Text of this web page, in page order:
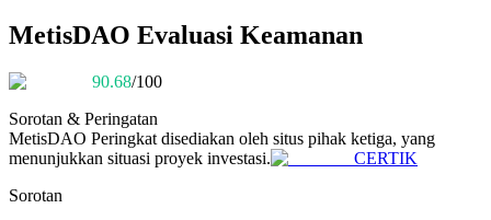
Informasi
Analisis data besar termasuk info perdagangan, dll.
MetisDAO Evaluasi Keamanan
90.68/100
Sorotan & Peringatan
MetisDAO Peringkat disediakan oleh situs pihak ketiga, yang
menunjukkan situasi proyek investasi.
CERTIK
Sorotan